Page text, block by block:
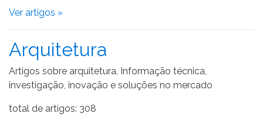
Ver artigos »
Arquitetura
Artigos sobre arquitetura. Informação técnica,
investigação, inovação e soluções no mercado
total de artigos: 308